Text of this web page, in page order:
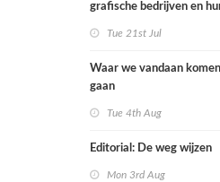
grafische bedrijven en
Tue 21st Jul
Waar we vandaan
gaan
Tue 4th Aug
Editorial: De weg wijzen
Mon 3rd Aug